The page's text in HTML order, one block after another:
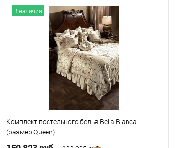
В корзину
В избранное
В наличии
Комплект постельного белья Bella Blanca
(размер Queen)